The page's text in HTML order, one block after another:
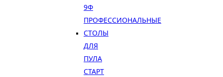
9Ф
ПРОФЕССИОНАЛЬНЫЕ
СТОЛЫ
ДЛЯ
ПУЛА
СТАРТ